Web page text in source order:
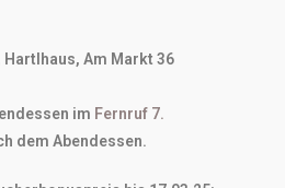
Hartlhaus, Am Markt 36
im Fernruf 7.
dem Abendessen.